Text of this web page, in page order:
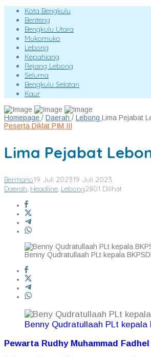
Kota Bengkulu
Benteng
Bengkulu Utara
Mukomuko
Lebong
Kepahiang
Rejang Lebong
Seluma
Bengkulu Selatan
Kaur
Homepage / Daerah / Lebong Lima Pejabat
Peserta Diklat PIM III
Lima Pejabat
Bermano19 Juli 202319 Juli 2023
Daerah, Headline, Lebong2801 Dilihat
Benny Qudratullaah PLt kepala
Benny Qudratullaah PLt kepala
Pewarta Rudhy Muhammad Fadhel